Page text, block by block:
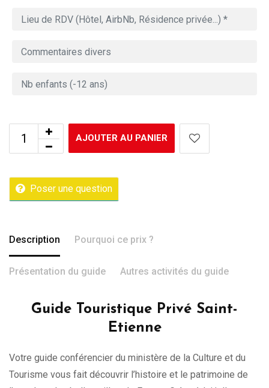
AJOUTER AU PANIER
Poser une question
Description Pourquoi ce prix ?
Présentation du guide Autres activités du guide
Guide Touristique Privé Saint-
Etienne
Votre guide conférencier du ministère de la Culture et du
Tourisme vous fait découvrir l’histoire et le patrimoine de